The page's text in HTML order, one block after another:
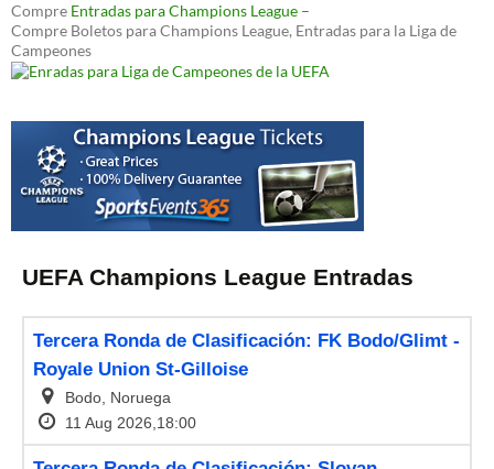
Compre Entradas para Champions League –
Compre Boletos para Champions League, Entradas para la Liga de
Campeones